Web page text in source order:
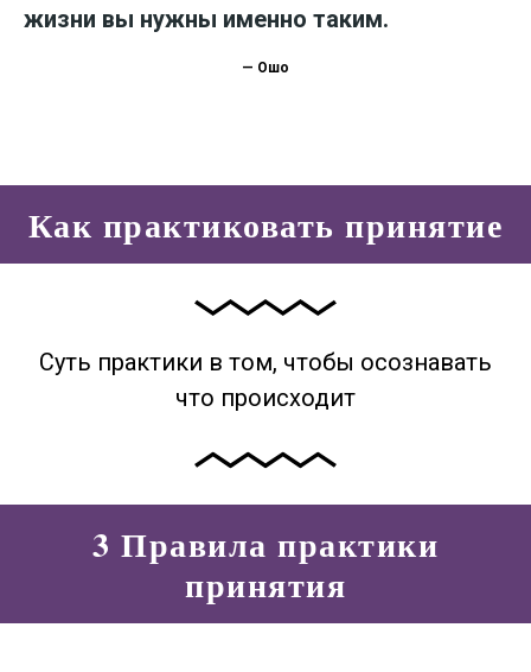
жизни вы нужны именно таким.
— Ошо
Как практиковать принятие
Суть практики в том, чтобы осознавать
что происходит
3 Правила практики
принятия